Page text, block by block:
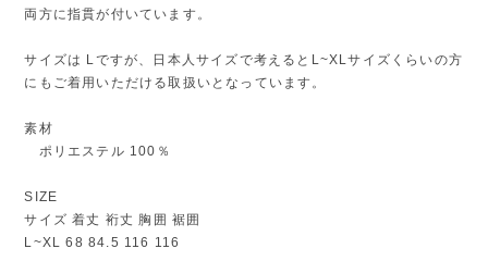
両方に指貫が付いています。
サイズは Lですが、日本人サイズで考えるとL~XLサイズくらいの方
にもご着用いただける取扱いとなっています。
素材
ポリエステル 100％
SIZE
サイズ 着丈 裄丈 胸囲 裾囲
L~XL 68 84.5 116 116